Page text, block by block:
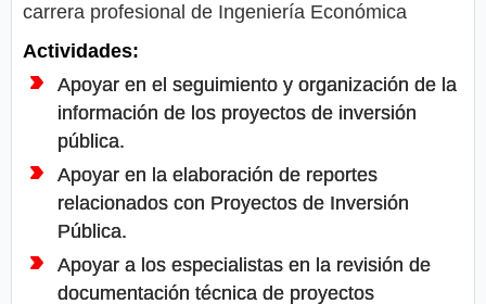
carrera profesional de Ingeniería Económica
Actividades:
Apoyar en el seguimiento y organización de la
información de los proyectos de inversión
pública.
Apoyar en la elaboración de reportes
relacionados con Proyectos de Inversión
Pública.
Apoyar a los especialistas en la revisión de
documentación técnica de proyectos